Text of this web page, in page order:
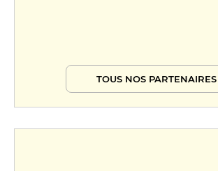
TOUS NOS PARTENAIRES